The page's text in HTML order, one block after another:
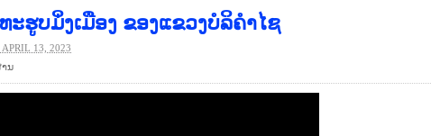
ຮູບມິ່ງເມືອງ ຂອງແຂວງບໍລິຄຳໄຊ
APRIL 13, 2023
ນ